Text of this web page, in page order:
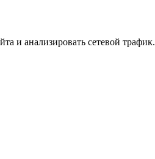
и анализировать сетевой трафик.